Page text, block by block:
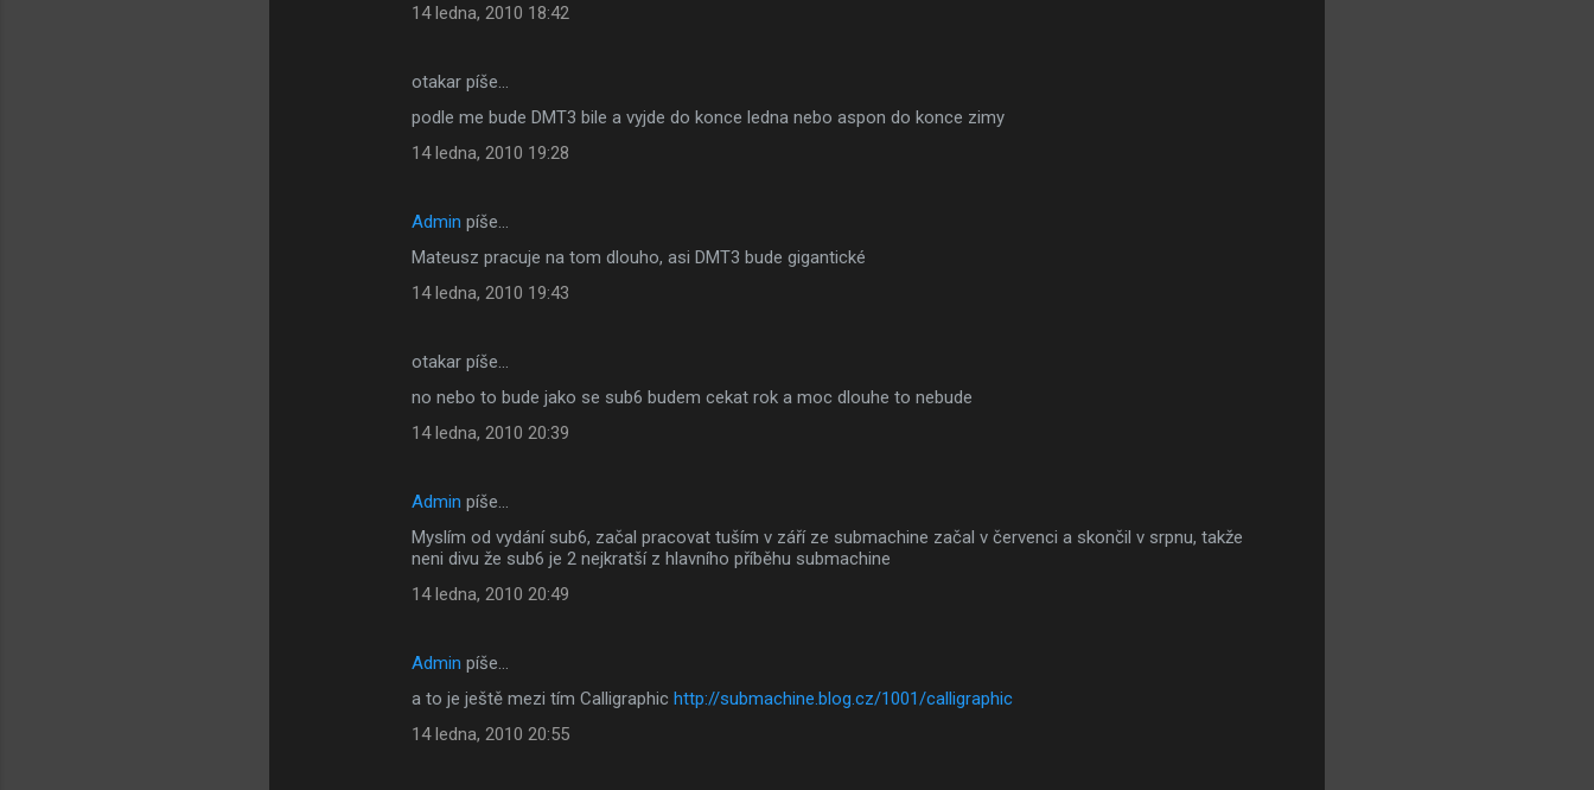
14 ledna, 2010 18:42
otakar píše…
podle me bude DMT3 bile a vyjde do konce ledna nebo aspon do konce zimy
14 ledna, 2010 19:28
Admin píše…
Mateusz pracuje na tom dlouho, asi DMT3 bude gigantické
14 ledna, 2010 19:43
otakar píše…
no nebo to bude jako se sub6 budem cekat rok a moc dlouhe to nebude
14 ledna, 2010 20:39
Admin píše…
Myslím od vydání sub6, začal pracovat tuším v září ze submachine začal v červenci a skončil v srpnu, takže
neni divu že sub6 je 2 nejkratší z hlavního příběhu submachine
14 ledna, 2010 20:49
Admin píše…
a to je ještě mezi tím Calligraphic http://submachine.blog.cz/1001/calligraphic
14 ledna, 2010 20:55